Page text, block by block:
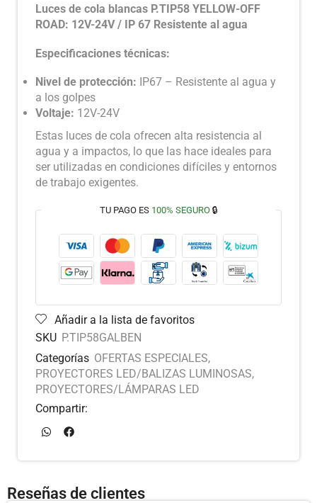
Luces de cola blancas P.TIP58 YELLOW-OFF
ROAD: 12V-24V / IP 67 Resistente al agua
Especificaciones técnicas:
Nivel de protección: IP67 – Resistente al agua y
a los golpes
Voltaje: 12V-24V
Estas luces de cola ofrecen alta resistencia al
agua y a impactos, lo que las hace ideales para
ser utilizadas en condiciones difíciles y entornos
de trabajo exigentes.
TU PAGO ES 100% SEGURO🔒
Añadir a la lista de favoritos
SKU P.TIP58GALBEN
Categorías OFERTAS ESPECIALES,
PROYECTORES LED/BALIZAS LUMINOSAS,
PROYECTORES/LÁMPARAS LED
Compartir:
Reseñas de clientes